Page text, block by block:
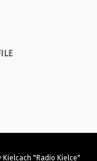
Kielcach "Radio Kielce"